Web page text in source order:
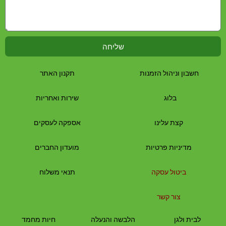
שליחה
חשבון וניהול הזמנות
בלוג
קצת עלינו
מדיניות פרטיות
ביטול עסקה
צור קשר
תקנון האתר
שירות ואחריות
אספקה לעסקים
מועדון החברים
תנאי משלוח
לבית ולגן הלבשה והנעלה חיות מחמד